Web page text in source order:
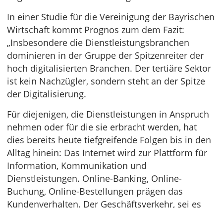
In einer Studie für die Vereinigung der Bayrischen
Wirtschaft kommt Prognos zum dem Fazit:
„Insbesondere die Dienstleistungsbranchen
dominieren in der Gruppe der Spitzenreiter der
hoch digitalisierten Branchen. Der tertiäre Sektor
ist kein Nachzügler, sondern steht an der Spitze
der Digitalisierung.
Für diejenigen, die Dienstleistungen in Anspruch
nehmen oder für die sie erbracht werden, hat
dies bereits heute tiefgreifende Folgen bis in den
Alltag hinein: Das Internet wird zur Plattform für
Information, Kommunikation und
Dienstleistungen. Online-Banking, Online-
Buchung, Online-Bestellungen prägen das
Kundenverhalten. Der Geschäftsverkehr, sei es